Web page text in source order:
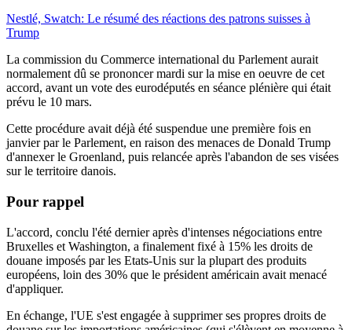
Nestlé, Swatch: Le résumé des réactions des patrons suisses à
Trump
La commission du Commerce international du Parlement aurait
normalement dû se prononcer mardi sur la mise en oeuvre de cet
accord, avant un vote des eurodéputés en séance plénière qui était
prévu le 10 mars.
Cette procédure avait déjà été suspendue une première fois en
janvier par le Parlement, en raison des menaces de Donald Trump
d'annexer le Groenland, puis relancée après l'abandon de ses visées
sur le territoire danois.
Pour rappel
L'accord, conclu l'été dernier après d'intenses négociations entre
Bruxelles et Washington, a finalement fixé à 15% les droits de
douane imposés par les Etats-Unis sur la plupart des produits
européens, loin des 30% que le président américain avait menacé
d'appliquer.
En échange, l'UE s'est engagée à supprimer ses propres droits de